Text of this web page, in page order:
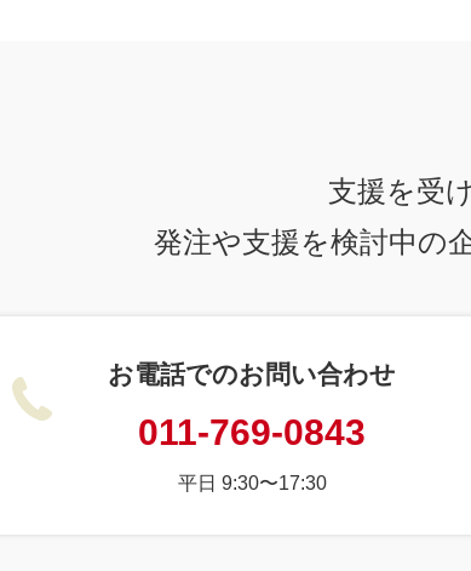
支援を受
発注や支援を検討中の
お電話でのお問い合わせ
011-769-0843
平日 9:30〜17:30